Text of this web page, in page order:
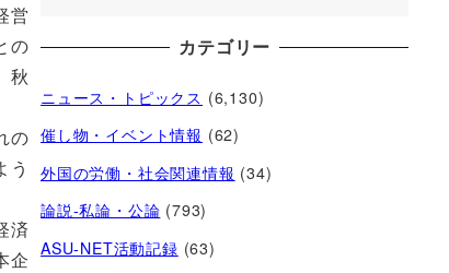
営
の
秋
の
う
済
企
カテゴリー
ニュース・トピックス (6,130)
催し物・イベント情報 (62)
外国の労働・社会関連情報 (34)
論説-私論・公論 (793)
ASU-NET活動記録 (63)